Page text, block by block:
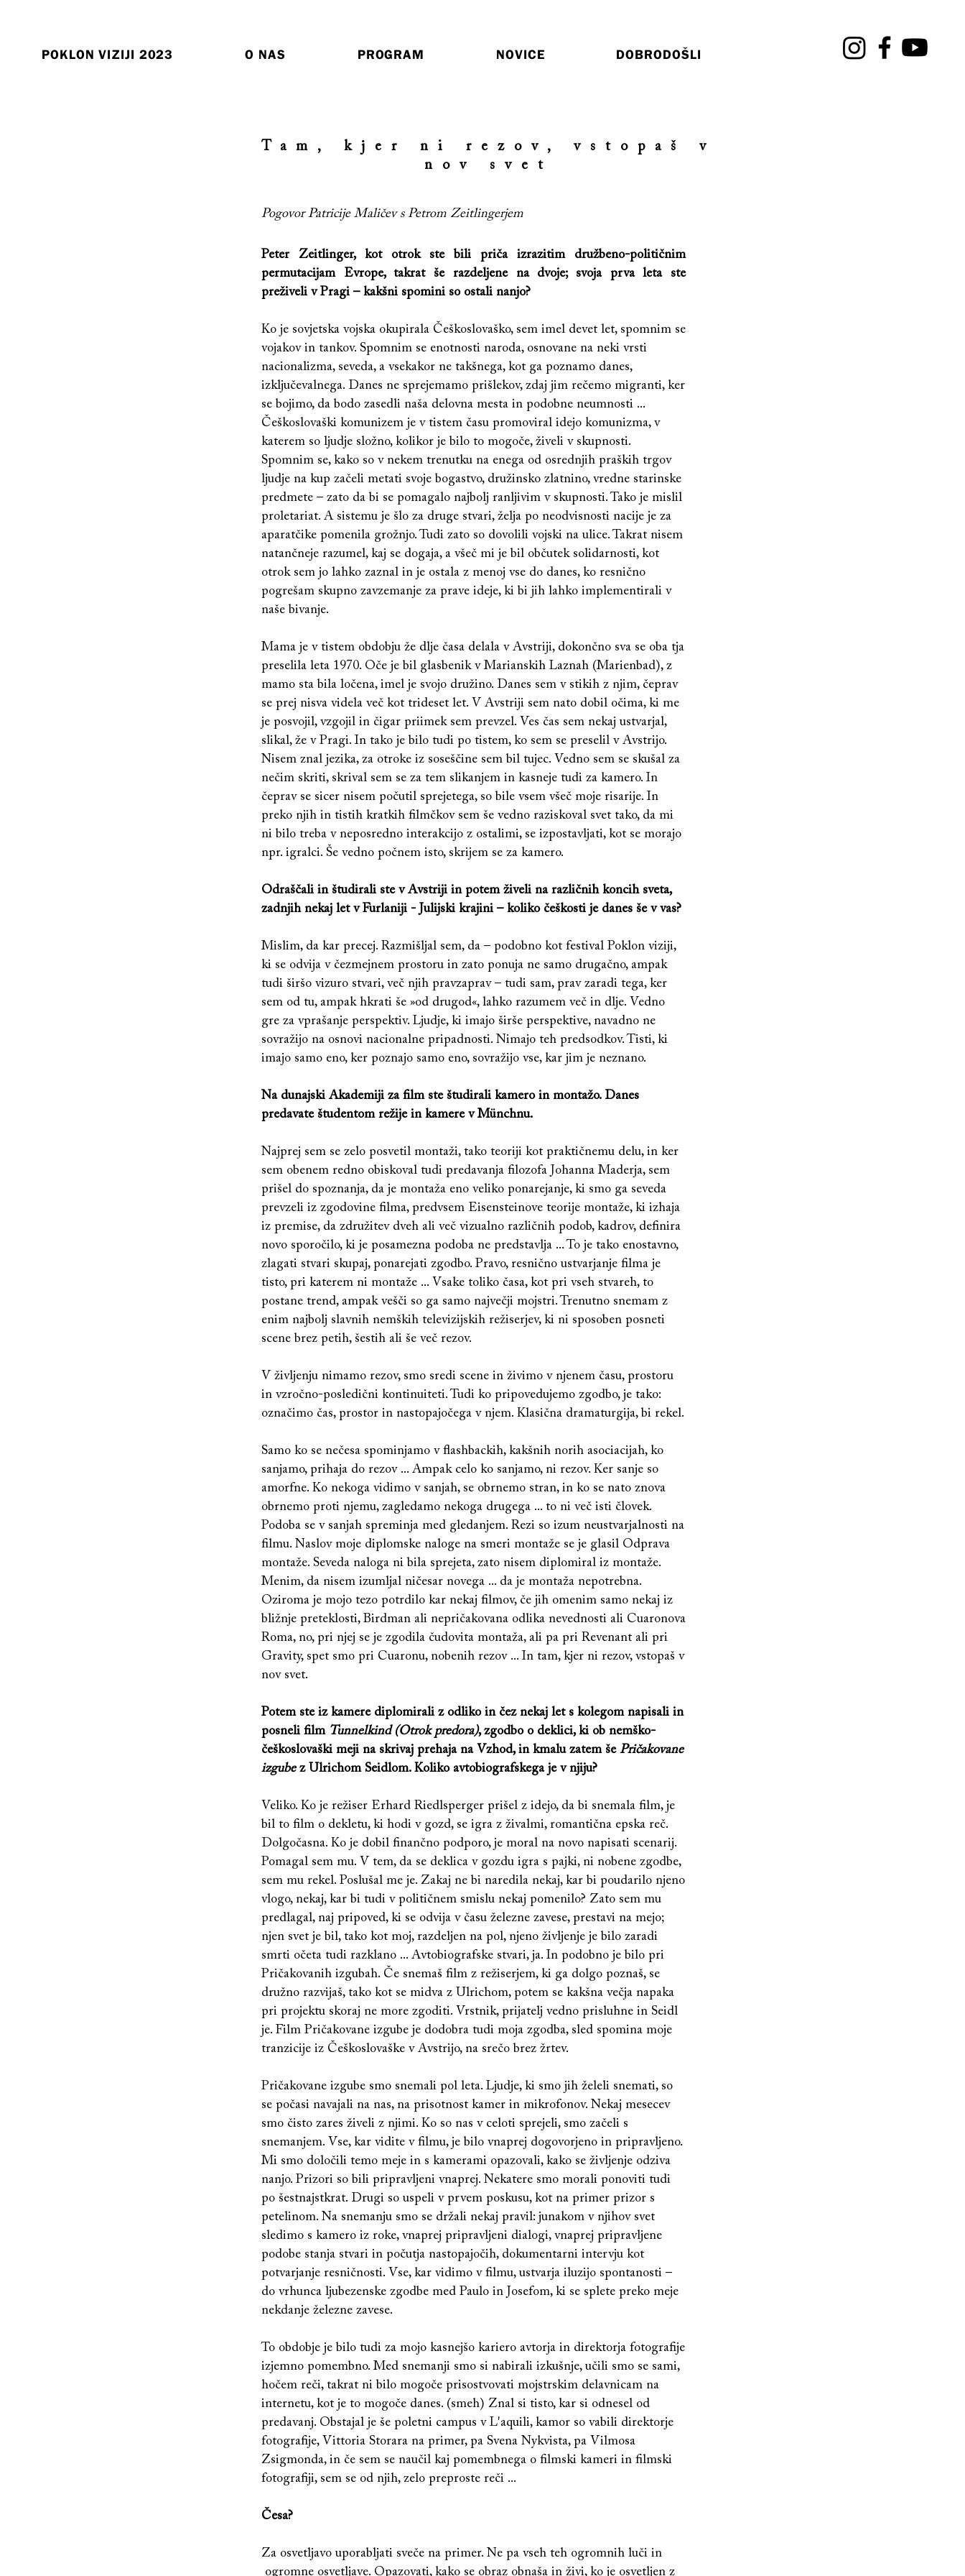
POKLON VIZIJI 2023 O NAS PROGRAM NOVICE DOBRODOŠLI
Tam, kjer ni rezov, vstopaš v
nov svet
Pogovor Patricije Maličev s Petrom Zeitlingerjem
Peter Zeitlinger, kot otrok ste bili priča izrazitim družbeno-političnim
permutacijam Evrope, takrat še razdeljene na dvoje; svoja prva leta ste
preživeli v Pragi – kakšni spomini so ostali nanjo?
Ko je sovjetska vojska okupirala Češkoslovaško, sem imel devet let, spomnim se
vojakov in tankov. Spomnim se enotnosti naroda, osnovane na neki vrsti
nacionalizma, seveda, a vsekakor ne takšnega, kot ga poznamo danes,
izključevalnega. Danes ne sprejemamo prišlekov, zdaj jim rečemo migranti, ker
se bojimo, da bodo zasedli naša delovna mesta in podobne neumnosti ...
Češkoslovaški komunizem je v tistem času promoviral idejo komunizma, v
katerem so ljudje složno, kolikor je bilo to mogoče, živeli v skupnosti.
Spomnim se, kako so v nekem trenutku na enega od osrednjih praških trgov
ljudje na kup začeli metati svoje bogastvo, družinsko zlatnino, vredne starinske
predmete – zato da bi se pomagalo najbolj ranljivim v skupnosti. Tako je mislil
proletariat. A sistemu je šlo za druge stvari, želja po neodvisnosti nacije je za
aparatčike pomenila grožnjo. Tudi zato so dovolili vojski na ulice. Takrat nisem
natančneje razumel, kaj se dogaja, a všeč mi je bil občutek solidarnosti, kot
otrok sem jo lahko zaznal in je ostala z menoj vse do danes, ko resnično
pogrešam skupno zavzemanje za prave ideje, ki bi jih lahko implementirali v
naše bivanje.
Mama je v tistem obdobju že dlje časa delala v Avstriji, dokončno sva se oba tja
preselila leta 1970. Oče je bil glasbenik v Marianskih Laznah (Marienbad), z
mamo sta bila ločena, imel je svojo družino. Danes sem v stikih z njim, čeprav
se prej nisva videla več kot trideset let. V Avstriji sem nato dobil očima, ki me
je posvojil, vzgojil in čigar priimek sem prevzel. Ves čas sem nekaj ustvarjal,
slikal, že v Pragi. In tako je bilo tudi po tistem, ko sem se preselil v Avstrijo.
Nisem znal jezika, za otroke iz soseščine sem bil tujec. Vedno sem se skušal za
nečim skriti, skrival sem se za tem slikanjem in kasneje tudi za kamero. In
čeprav se sicer nisem počutil sprejetega, so bile vsem všeč moje risarije. In
preko njih in tistih kratkih filmčkov sem še vedno raziskoval svet tako, da mi
ni bilo treba v neposredno interakcijo z ostalimi, se izpostavljati, kot se morajo
npr. igralci. Še vedno počnem isto, skrijem se za kamero.
Odraščali in študirali ste v Avstriji in potem živeli na različnih koncih sveta,
zadnjih nekaj let v Furlaniji - Julijski krajini – koliko češkosti je danes še v vas?
Mislim, da kar precej. Razmišljal sem, da – podobno kot festival Poklon viziji,
ki se odvija v čezmejnem prostoru in zato ponuja ne samo drugačno, ampak
tudi širšo vizuro stvari, več njih pravzaprav – tudi sam, prav zaradi tega, ker
sem od tu, ampak hkrati še »od drugod«, lahko razumem več in dlje. Vedno
gre za vprašanje perspektiv. Ljudje, ki imajo širše perspektive, navadno ne
sovražijo na osnovi nacionalne pripadnosti. Nimajo teh predsodkov. Tisti, ki
imajo samo eno, ker poznajo samo eno, sovražijo vse, kar jim je neznano.
Na dunajski Akademiji za film ste študirali kamero in montažo. Danes
predavate študentom režije in kamere v Münchnu.
Najprej sem se zelo posvetil montaži, tako teoriji kot praktičnemu delu, in ker
sem obenem redno obiskoval tudi predavanja filozofa Johanna Maderja, sem
prišel do spoznanja, da je montaža eno veliko ponarejanje, ki smo ga seveda
prevzeli iz zgodovine filma, predvsem Eisensteinove teorije montaže, ki izhaja
iz premise, da združitev dveh ali več vizualno različnih podob, kadrov, definira
novo sporočilo, ki je posamezna podoba ne predstavlja ... To je tako enostavno,
zlagati stvari skupaj, ponarejati zgodbo. Pravo, resnično ustvarjanje filma je
tisto, pri katerem ni montaže ... Vsake toliko časa, kot pri vseh stvareh, to
postane trend, ampak vešči so ga samo največji mojstri. Trenutno snemam z
enim najbolj slavnih nemških televizijskih režiserjev, ki ni sposoben posneti
scene brez petih, šestih ali še več rezov.
V življenju nimamo rezov, smo sredi scene in živimo v njenem času, prostoru
in vzročno-posledični kontinuiteti. Tudi ko pripovedujemo zgodbo, je tako:
označimo čas, prostor in nastopajočega v njem. Klasična dramaturgija, bi rekel.
Samo ko se nečesa spominjamo v flashbackih, kakšnih norih asociacijah, ko
sanjamo, prihaja do rezov ... Ampak celo ko sanjamo, ni rezov. Ker sanje so
amorfne. Ko nekoga vidimo v sanjah, se obrnemo stran, in ko se nato znova
obrnemo proti njemu, zagledamo nekoga drugega ... to ni več isti človek.
Podoba se v sanjah spreminja med gledanjem. Rezi so izum neustvarjalnosti na
filmu. Naslov moje diplomske naloge na smeri montaže se je glasil Odprava
montaže. Seveda naloga ni bila sprejeta, zato nisem diplomiral iz montaže.
Menim, da nisem izumljal ničesar novega ... da je montaža nepotrebna.
Oziroma je mojo tezo potrdilo kar nekaj filmov, če jih omenim samo nekaj iz
bližnje preteklosti, Birdman ali nepričakovana odlika nevednosti ali Cuaronova
Roma, no, pri njej se je zgodila čudovita montaža, ali pa pri Revenant ali pri
Gravity, spet smo pri Cuaronu, nobenih rezov ... In tam, kjer ni rezov, vstopaš v
nov svet.
Potem ste iz kamere diplomirali z odliko in čez nekaj let s kolegom napisali in
posneli film Tunnelkind (Otrok predora), zgodbo o deklici, ki ob nemško-
češkoslovaški meji na skrivaj prehaja na Vzhod, in kmalu zatem še Pričakovane
izgube z Ulrichom Seidlom. Koliko avtobiografskega je v njiju?
Veliko. Ko je režiser Erhard Riedlsperger prišel z idejo, da bi snemala film, je
bil to film o dekletu, ki hodi v gozd, se igra z živalmi, romantična epska reč.
Dolgočasna. Ko je dobil finančno podporo, je moral na novo napisati scenarij.
Pomagal sem mu. V tem, da se deklica v gozdu igra s pajki, ni nobene zgodbe,
sem mu rekel. Poslušal me je. Zakaj ne bi naredila nekaj, kar bi poudarilo njeno
vlogo, nekaj, kar bi tudi v političnem smislu nekaj pomenilo? Zato sem mu
predlagal, naj pripoved, ki se odvija v času železne zavese, prestavi na mejo;
njen svet je bil, tako kot moj, razdeljen na pol, njeno življenje je bilo zaradi
smrti očeta tudi razklano ... Avtobiografske stvari, ja. In podobno je bilo pri
Pričakovanih izgubah. Če snemaš film z režiserjem, ki ga dolgo poznaš, se
družno razvijaš, tako kot se midva z Ulrichom, potem se kakšna večja napaka
pri projektu skoraj ne more zgoditi. Vrstnik, prijatelj vedno prisluhne in Seidl
je. Film Pričakovane izgube je dodobra tudi moja zgodba, sled spomina moje
tranzicije iz Češkoslovaške v Avstrijo, na srečo brez žrtev.
Pričakovane izgube smo snemali pol leta. Ljudje, ki smo jih želeli snemati, so
se počasi navajali na nas, na prisotnost kamer in mikrofonov. Nekaj mesecev
smo čisto zares živeli z njimi. Ko so nas v celoti sprejeli, smo začeli s
snemanjem. Vse, kar vidite v filmu, je bilo vnaprej dogovorjeno in pripravljeno.
Mi smo določili temo meje in s kamerami opazovali, kako se življenje odziva
nanjo. Prizori so bili pripravljeni vnaprej. Nekatere smo morali ponoviti tudi
po šestnajstkrat. Drugi so uspeli v prvem poskusu, kot na primer prizor s
petelinom. Na snemanju smo se držali nekaj pravil: junakom v njihov svet
sledimo s kamero iz roke, vnaprej pripravljeni dialogi, vnaprej pripravljene
podobe stanja stvari in počutja nastopajočih, dokumentarni intervju kot
potvarjanje resničnosti. Vse, kar vidimo v filmu, ustvarja iluzijo spontanosti –
do vrhunca ljubezenske zgodbe med Paulo in Josefom, ki se splete preko meje
nekdanje železne zavese.
To obdobje je bilo tudi za mojo kasnejšo kariero avtorja in direktorja fotografije
izjemno pomembno. Med snemanji smo si nabirali izkušnje, učili smo se sami,
hočem reči, takrat ni bilo mogoče prisostvovati mojstrskim delavnicam na
internetu, kot je to mogoče danes. (smeh) Znal si tisto, kar si odnesel od
predavanj. Obstajal je še poletni campus v L'aquili, kamor so vabili direktorje
fotografije, Vittoria Storara na primer, pa Svena Nykvista, pa Vilmosa
Zsigmonda, in če sem se naučil kaj pomembnega o filmski kameri in filmski
fotografiji, sem se od njih, zelo preproste reči ...
Česa?
Za osvetljavo uporabljati sveče na primer. Ne pa vseh teh ogromnih luči in
ogromne osvetljave. Opazovati, kako se obraz obnaša in živi, ko je osvetljen z